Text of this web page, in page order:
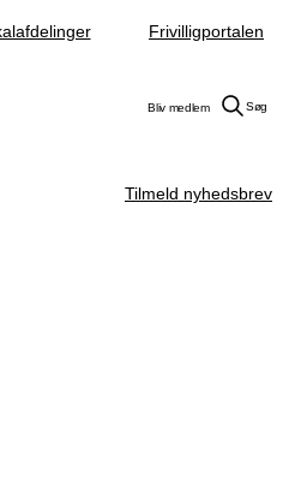
Frivilligportalen
Bliv medlem Søg
Tilmeld nyhedsbrev